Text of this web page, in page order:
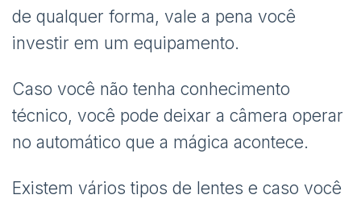
de qualquer forma, vale a pena você
investir em um equipamento.
Caso você não tenha conhecimento
técnico, você pode deixar a câmera operar
no automático que a mágica acontece.
Existem vários tipos de lentes e caso você